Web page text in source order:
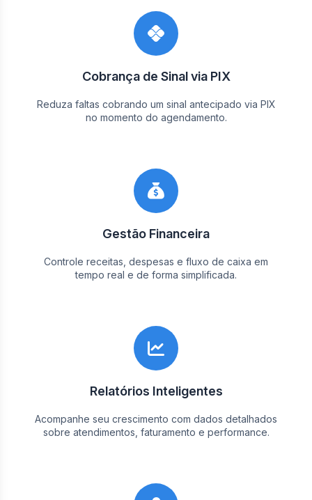
Cobrança de Sinal via PIX
Reduza faltas cobrando um sinal antecipado via PIX
no momento do agendamento.
Gestão Financeira
Controle receitas, despesas e fluxo de caixa em
tempo real e de forma simplificada.
Relatórios Inteligentes
Acompanhe seu crescimento com dados detalhados
sobre atendimentos, faturamento e performance.